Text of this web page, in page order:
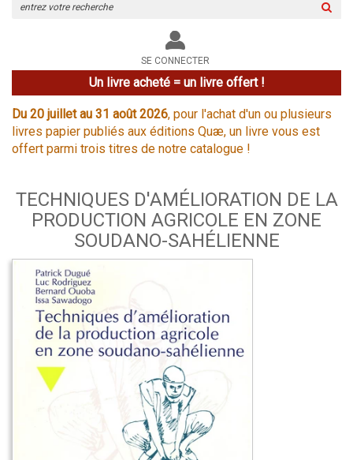
le
site
SE CONNECTER
Un livre acheté = un livre offert !
Du 20 juillet au 31 août 2026, pour l'achat d'un ou plusieurs
livres papier publiés aux éditions Quæ, un livre vous est
offert parmi trois titres de notre catalogue !
TECHNIQUES D'AMÉLIORATION DE LA
PRODUCTION AGRICOLE EN ZONE
SOUDANO-SAHÉLIENNE